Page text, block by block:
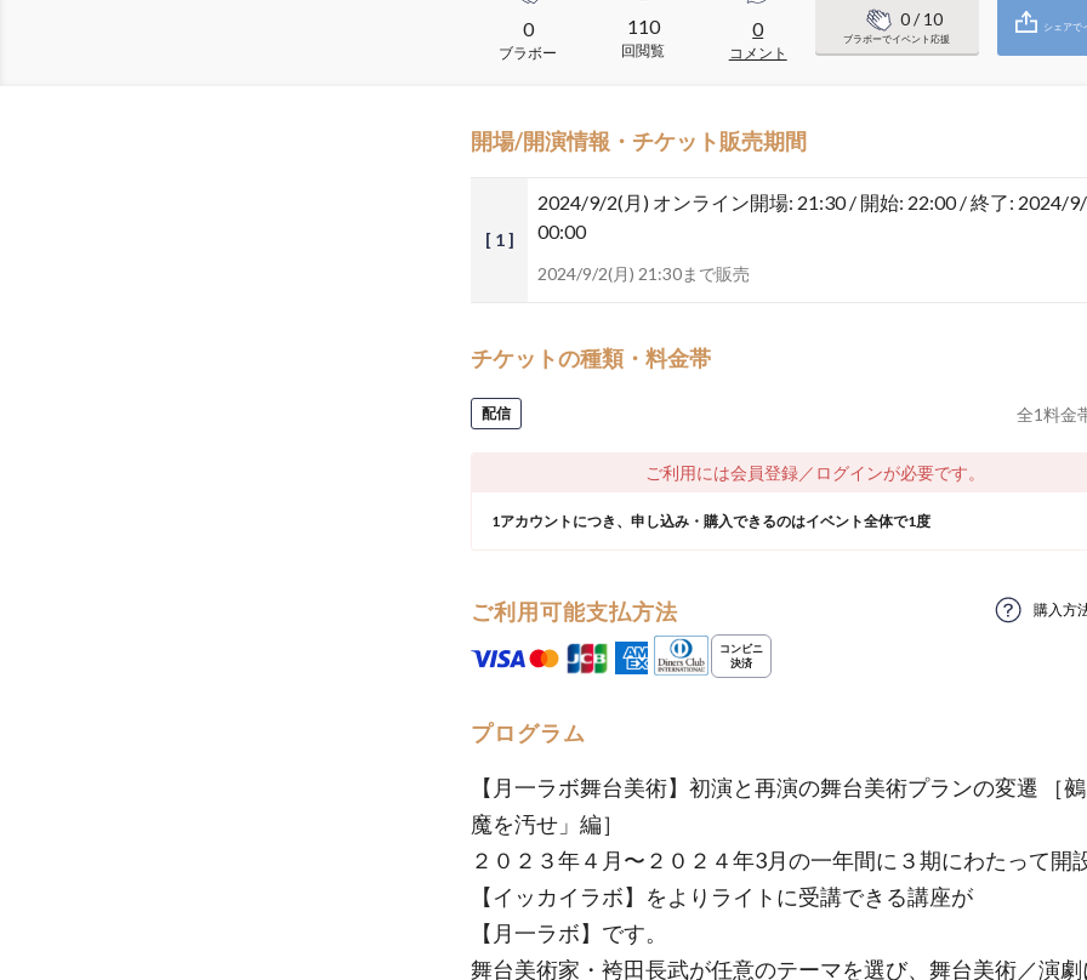
0
ブラボー
110
回閲覧
0
コメント
0/ 10
ブラボーでイベント応援
シェアで
開場/開演情報・チケット販売期間
[ 1 ]
2024/9/2(月) オンライン開場: 21:30 / 開始: 22:00 / 終了: 2024/
00:00
2024/9/2(月) 21:30まで販売
チケットの種類・料金帯
配信 全1料金
ご利用には会員登録／ログインが必要です。
1アカウントにつき、申し込み・購入できるのはイベント全体で1度
ご利用可能支払方法 購入方
プログラム
【月一ラボ舞台美術】初演と再演の舞台美術プランの変遷 ［
魔を汚せ」編］
２０２３年４月〜２０２４年3月の一年間に３期にわたって開
【イッカイラボ】をよりライトに受講できる講座が
【月一ラボ】です。
舞台美術家・袴田長武が任意のテーマを選び、舞台美術／演